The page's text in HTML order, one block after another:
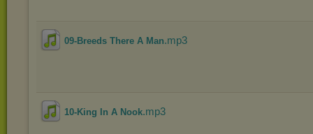
09-Breeds There A Man.mp3
10-King In A Nook.mp3